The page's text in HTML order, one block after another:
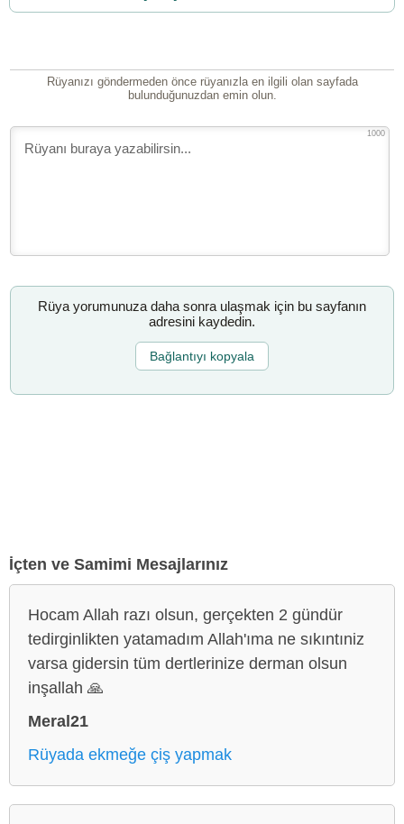
Rüyanızı göndermeden önce rüyanızla en ilgili olan sayfada
bulunduğunuzdan emin olun.
1000
Rüya yorumunuza daha sonra ulaşmak için bu sayfanın
adresini kaydedin.
Bağlantıyı kopyala
İçten ve Samimi Mesajlarınız
Hocam Allah razı olsun, gerçekten 2 gündür
tedirginlikten yatamadım Allah'ıma ne sıkıntıniz
varsa gidersin tüm dertlerinize derman olsun
inşallah 🙏
Meral21
Rüyada ekmeğe çiş yapmak